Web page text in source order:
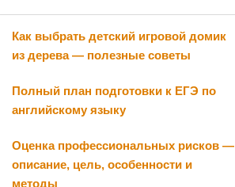
Как выбрать детский игровой домик
из дерева — полезные советы
Полный план подготовки к ЕГЭ по
английскому языку
Оценка профессиональных рисков —
описание, цель, особенности и
методы